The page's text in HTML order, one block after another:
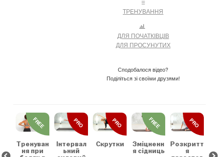
ТРЕНУВАННЯ
ДЛЯ ПОЧАТКІВЦІВ
ДЛЯ ПРОСУНУТИХ
Сподобалося відео?
Поділіться зі своїми друзями!
Тренуван
ня при
FREE
Інтервал
ьний
PRO
Скрутки
PRO
Зміцненн
я сідниць
FREE
Розкритт
я
PRO